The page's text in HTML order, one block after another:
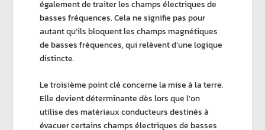
également de traiter les champs électriques de
basses fréquences. Cela ne signifie pas pour
autant qu’ils bloquent leschamps magnétiques
de basses fréquences, qui relèvent d’une logique
distincte.
Le troisième point clé concerne lamise à la terre.
Elle devient déterminante dès lors que l’on
utilise des matériaux conducteurs destinés à
évacuer certains champs électriques debasses